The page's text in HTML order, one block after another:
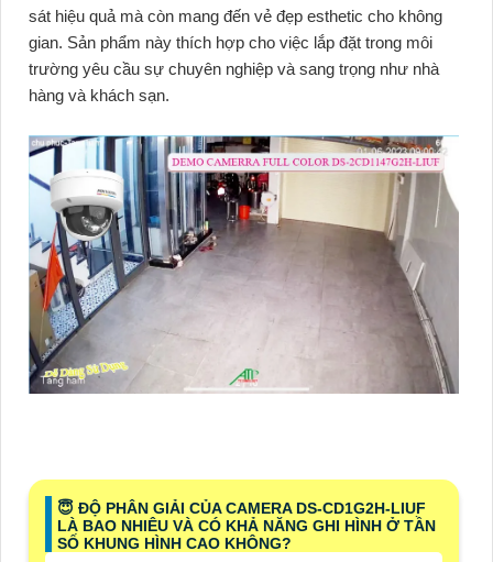
sát hiệu quả mà còn mang đến vẻ đẹp esthetic cho không
gian. Sản phẩm này thích hợp cho việc lắp đặt trong môi
trường yêu cầu sự chuyên nghiệp và sang trọng như nhà
hàng và khách sạn.
😇 ĐỘ PHÂN GIẢI CỦA CAMERA DS-CD1G2H-LIUF
LÀ BAO NHIÊU VÀ CÓ KHẢ NĂNG GHI HÌNH Ở TẦN
SỐ KHUNG HÌNH CAO KHÔNG?